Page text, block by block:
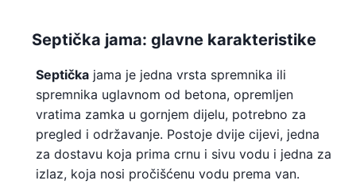
Septička jama: glavne karakteristike
Septička jama je jedna vrsta spremnika ili
spremnika uglavnom od betona, opremljen
vratima zamka u gornjem dijelu, potrebno za
pregled i održavanje. Postoje dvije cijevi, jedna
za dostavu koja prima crnu i sivu vodu i jedna za
izlaz, koja nosi pročišćenu vodu prema van.